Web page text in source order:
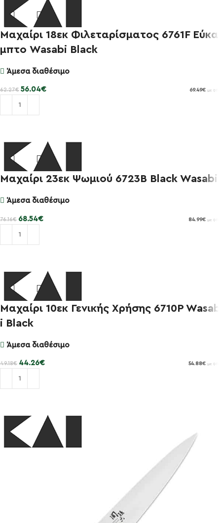
-10%
Μαχαίρι 18εκ Φιλεταρίσματος 6761F Εύκα
μπτο Wasabi Black
Άμεσα διαθέσιμο
62.27€ 56.04€ 69.49€ με ΦΠΑ
-10%
Μαχαίρι 23εκ Ψωμιού 6723B Black Wasabi
Άμεσα διαθέσιμο
76.16€ 68.54€ 84.99€ με ΦΠΑ
-10%
Μαχαίρι 10εκ Γενικής Χρήσης 6710P Wasab
i Black
Άμεσα διαθέσιμο
49.18€ 44.26€ 54.88€ με ΦΠΑ